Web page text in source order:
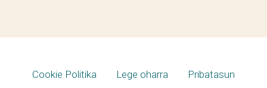
Cookie Politika Lege oharra
Pribatasun